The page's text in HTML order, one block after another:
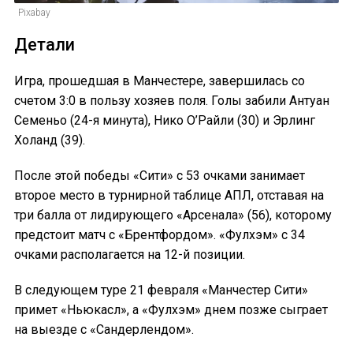
Pixabay
Детали
Игра, прошедшая в Манчестере, завершилась со
счетом 3:0 в пользу хозяев поля. Голы забили Антуан
Семеньо (24-я минута), Нико О’Райли (30) и Эрлинг
Холанд (39).
После этой победы «Сити» с 53 очками занимает
второе место в турнирной таблице АПЛ, отставая на
три балла от лидирующего «Арсенала» (56), которому
предстоит матч с «Брентфордом». «Фулхэм» с 34
очками располагается на 12-й позиции.
В следующем туре 21 февраля «Манчестер Сити»
примет «Ньюкасл», а «Фулхэм» днем позже сыграет
на выезде с «Сандерлендом».